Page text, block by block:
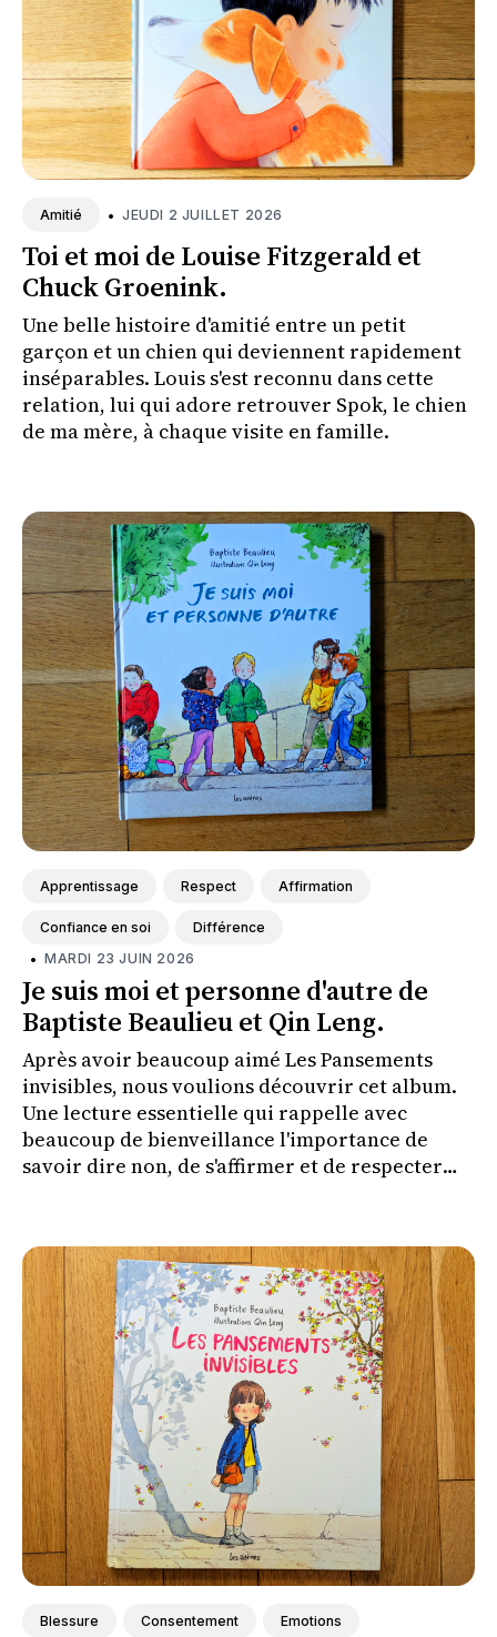
Amitié • JEUDI 2 JUILLET 2026
Toi et moi de Louise Fitzgerald et
Chuck Groenink.
Une belle histoire d'amitié entre un petit
garçon et un chien qui deviennent rapidement
inséparables. Louis s'est reconnu dans cette
relation, lui qui adore retrouver Spok, le chien
de ma mère, à chaque visite en famille.
Apprentissage Respect Affirmation
Confiance en soi Différence
• MARDI 23 JUIN 2026
Je suis moi et personne d'autre de
Baptiste Beaulieu et Qin Leng.
Après avoir beaucoup aimé Les Pansements
invisibles, nous voulions découvrir cet album.
Une lecture essentielle qui rappelle avec
beaucoup de bienveillance l'importance de
savoir dire non, de s'affirmer et de respecter
Blessure Consentement Emotions